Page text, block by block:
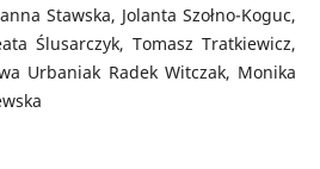
Stawska, Jolanta Szołno-Koguc,
Ślusarczyk, Tomasz Tratkiewicz,
Urbaniak Radek Witczak, Monika